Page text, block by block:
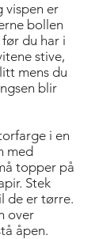
vispen er
bollen
du har i
stive,
mens du
blir
i en
med
topper på
Stek
de er tørre.
over
åpen.